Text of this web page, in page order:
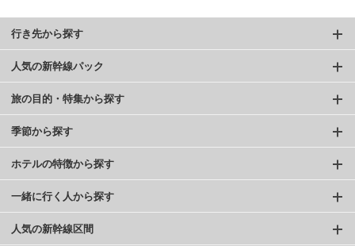
行き先から探す
人気の新幹線パック
旅の目的・特集から探す
季節から探す
ホテルの特徴から探す
一緒に行く人から探す
人気の新幹線区間